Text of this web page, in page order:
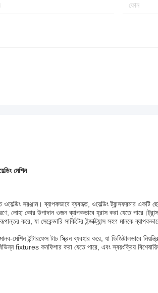
মেশিন
ওয়েল্ডিং সরঞ্জাম। ব্যাপকভাবে ব্যবহৃত, ওয়েল্ডিং ট্রান্সফরমার
কোর উপাদান ওজন ব্যাপকভাবে হ্রাস করা যেতে
করে, যা সেকেন্ডারি সার্কিটের ইন্ডাক্ট্যান্স সহগ মানকে
মেশিন ইন্টারফেস টাচ স্ক্রিন ব্যবহার করে, যা ডিজিটালভাবে
fixtures কনফিগার করা যেতে পারে, এবং স্বয়ংক্রিয়